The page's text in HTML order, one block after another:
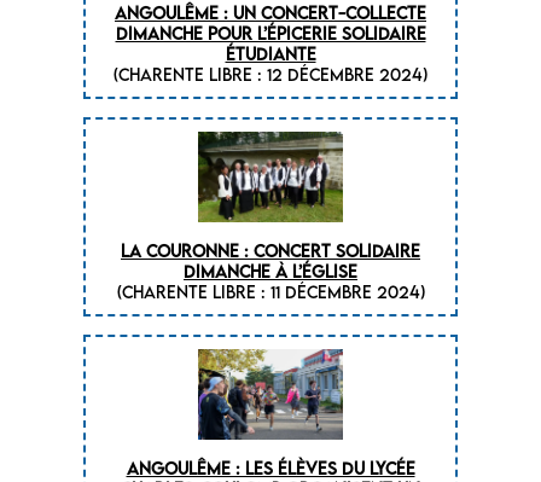
Angoulême : un concert-collecte
dimanche pour l’épicerie solidaire
étudiante
(CHARENTE LIBRE : 12 décembre 2024)
La Couronne : Concert solidaire
dimanche à l’église
(CHARENTE LIBRE : 11 décembre 2024)
Angoulême : les élèves du lycée